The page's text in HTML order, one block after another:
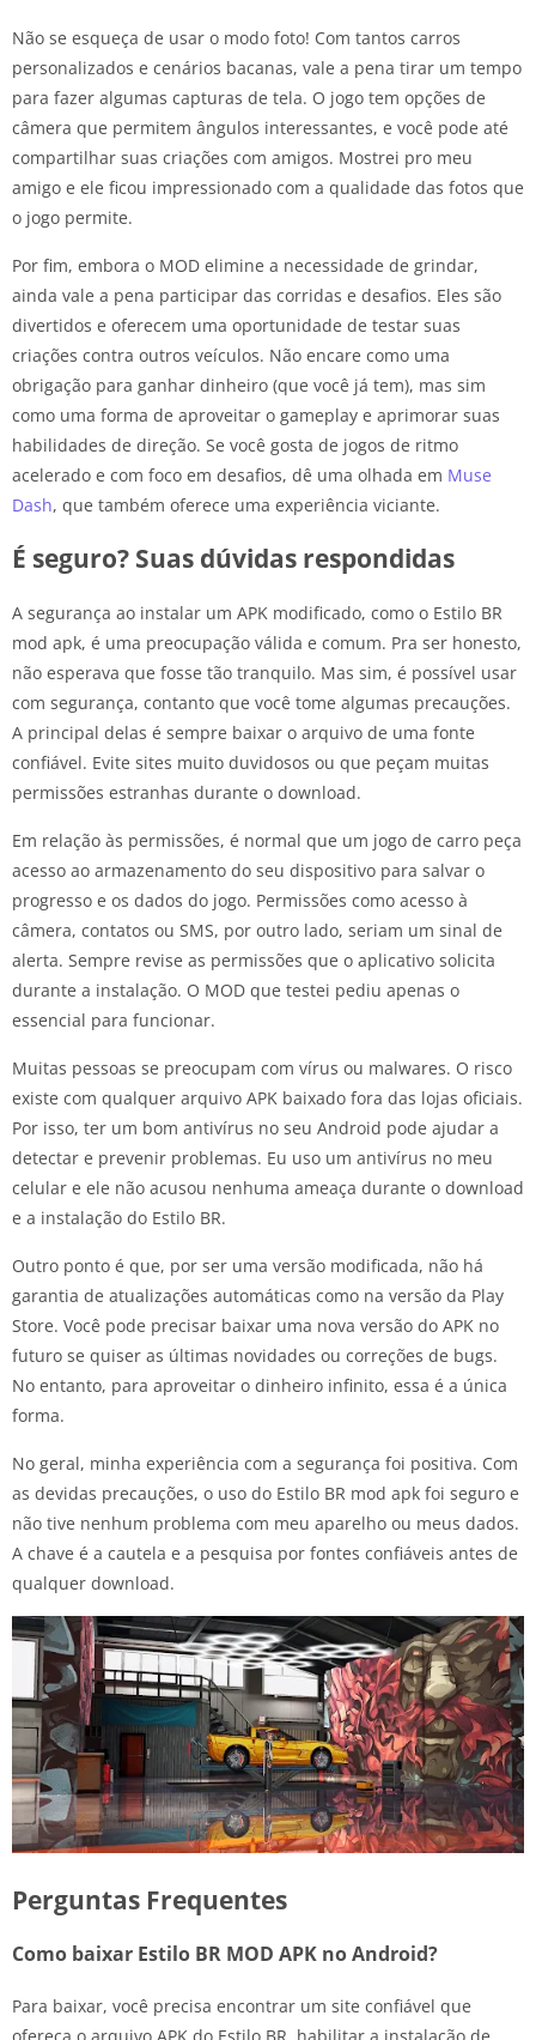
Não se esqueça de usar o modo foto! Com tantos carros
personalizados e cenários bacanas, vale a pena tirar um tempo
para fazer algumas capturas de tela. O jogo tem opções de
câmera que permitem ângulos interessantes, e você pode até
compartilhar suas criações com amigos. Mostrei pro meu
amigo e ele ficou impressionado com a qualidade das fotos que
o jogo permite.
Por fim, embora o MOD elimine a necessidade de grindar,
ainda vale a pena participar das corridas e desafios. Eles são
divertidos e oferecem uma oportunidade de testar suas
criações contra outros veículos. Não encare como uma
obrigação para ganhar dinheiro (que você já tem), mas sim
como uma forma de aproveitar o gameplay e aprimorar suas
habilidades de direção. Se você gosta de jogos de ritmo
acelerado e com foco em desafios, dê uma olhada em Muse
Dash, que também oferece uma experiência viciante.
É seguro? Suas dúvidas respondidas
A segurança ao instalar um APK modificado, como o Estilo BR
mod apk, é uma preocupação válida e comum. Pra ser honesto,
não esperava que fosse tão tranquilo. Mas sim, é possível usar
com segurança, contanto que você tome algumas precauções.
A principal delas é sempre baixar o arquivo de uma fonte
confiável. Evite sites muito duvidosos ou que peçam muitas
permissões estranhas durante o download.
Em relação às permissões, é normal que um jogo de carro peça
acesso ao armazenamento do seu dispositivo para salvar o
progresso e os dados do jogo. Permissões como acesso à
câmera, contatos ou SMS, por outro lado, seriam um sinal de
alerta. Sempre revise as permissões que o aplicativo solicita
durante a instalação. O MOD que testei pediu apenas o
essencial para funcionar.
Muitas pessoas se preocupam com vírus ou malwares. O risco
existe com qualquer arquivo APK baixado fora das lojas oficiais.
Por isso, ter um bom antivírus no seu Android pode ajudar a
detectar e prevenir problemas. Eu uso um antivírus no meu
celular e ele não acusou nenhuma ameaça durante o download
e a instalação do Estilo BR.
Outro ponto é que, por ser uma versão modificada, não há
garantia de atualizações automáticas como na versão da Play
Store. Você pode precisar baixar uma nova versão do APK no
futuro se quiser as últimas novidades ou correções de bugs.
No entanto, para aproveitar o dinheiro infinito, essa é a única
forma.
No geral, minha experiência com a segurança foi positiva. Com
as devidas precauções, o uso do Estilo BR mod apk foi seguro e
não tive nenhum problema com meu aparelho ou meus dados.
A chave é a cautela e a pesquisa por fontes confiáveis antes de
qualquer download.
Perguntas Frequentes
Como baixar Estilo BR MOD APK no Android?
Para baixar, você precisa encontrar um site confiável que